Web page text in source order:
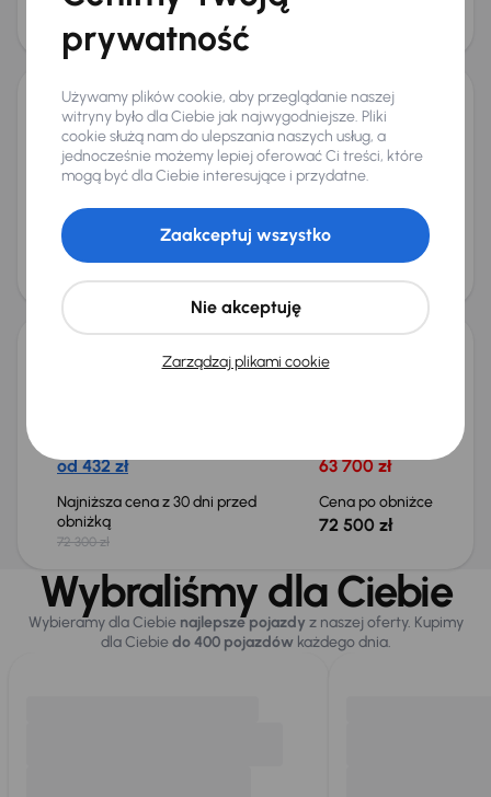
obniżką
82 400 zł
Abarth 595
202034 293 kmBenzyna Turismo 121 kW
Turismo
od 405 zł
Cena
68 000 zł
od 432 zł 63 700 zł
Najniższa cena z 30 dni przed
obniżką
72 300 zł
Cena po obniżce
72 500 zł
Wybraliśmy dla Ciebie
Wybieramy dla Ciebie najlepsze pojazdy z naszej oferty. Kupimy
dla Ciebiedo 400 pojazdówkażdego dnia.
prywatność
Używamy plików cookie, aby przeglądanie naszej
witryny było dla Ciebie jak najwygodniejsze. Pliki
cookie służą nam do ulepszania naszych usług, a
jednocześnie możemy lepiej oferować Ci treści, które
mogą być dla Ciebie interesujące i przydatne.
Zarządzaj plikami cookie
Nie akceptuję
Zaakceptuj wszystko